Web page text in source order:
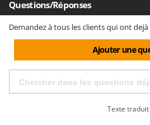
Lave-vitres
Lieuses électriques pour
M
Machines à pâtes
Machines pour la
Machines sous vide
Eurosystems
F
Fama Industrie
Famag
Questions/Réponses
Demandez à tous les clients qui ont
Ajouter une
Texte